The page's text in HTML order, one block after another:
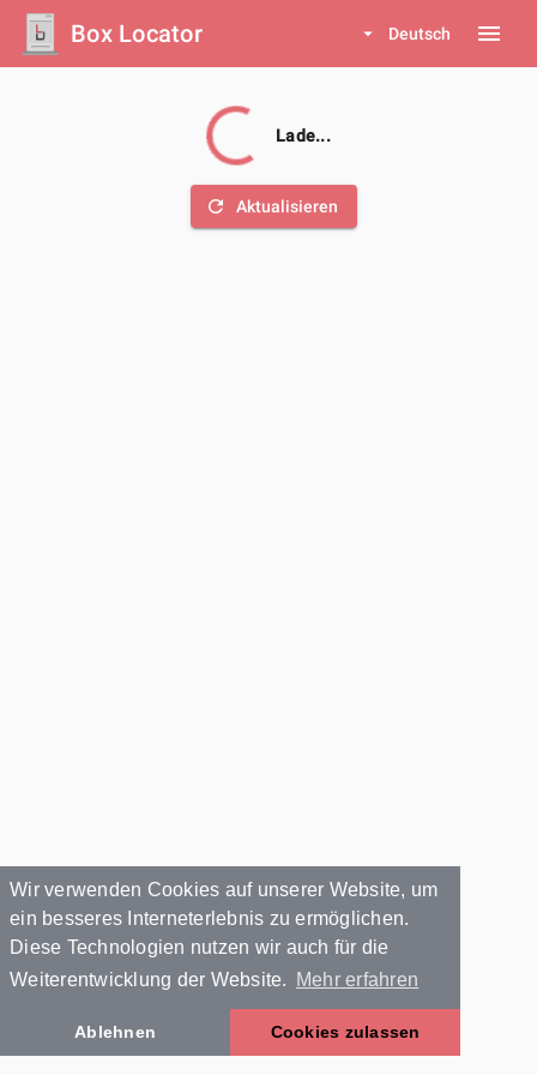
Wir verwenden Cookies auf unserer Website, um
ein besseres Interneterlebnis zu ermöglichen.
Diese Technologien nutzen wir auch für die
Weiterentwicklung der Website.
Mehr erfahren
Ablehnen Cookies zulassen
Box Locator arrow_drop_down Deutsch menu
Lade...
refresh Aktualisieren